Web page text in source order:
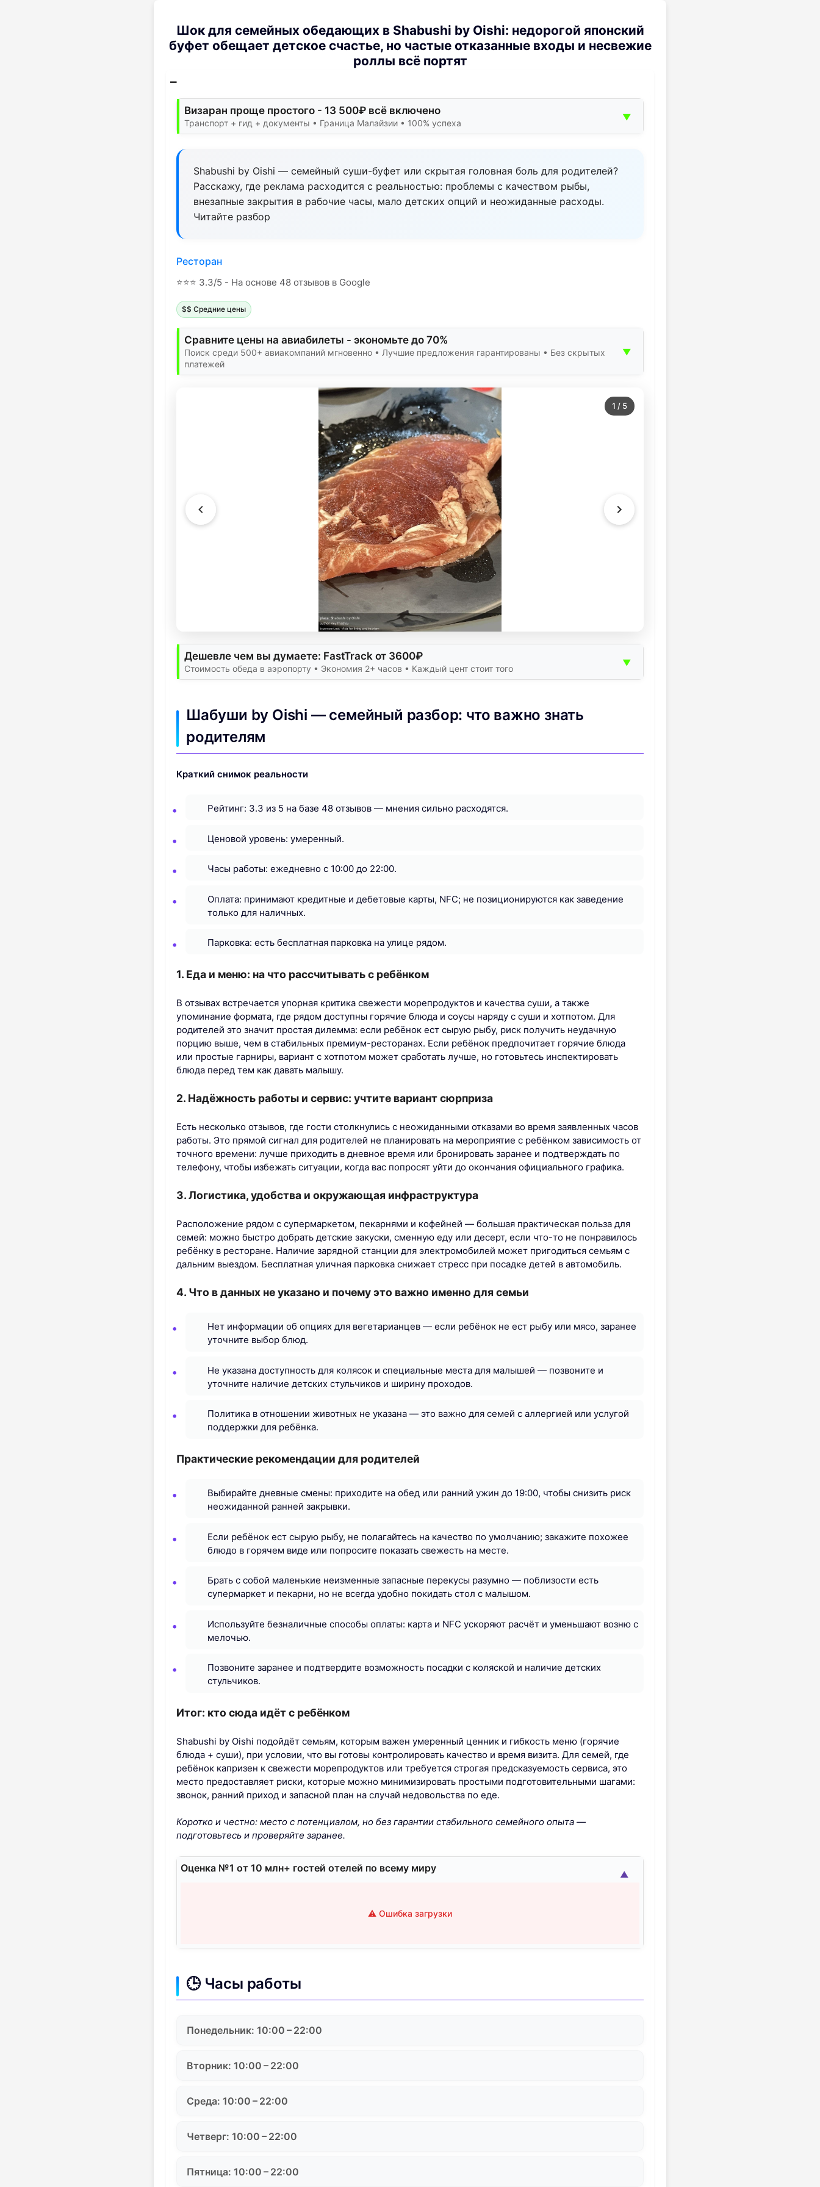
Шок для семейных обедающих в Shabushi by Oishi: недорогой японский
буфет обещает детское счастье, но частые отказанные входы и несвежие
роллы всё портят
Визаран проще простого - 13 500₽ всё включено
Транспорт + гид + документы • Граница Малайзии • 100% успеха
▼
Shabushi by Oishi — семейный суши-буфет или скрытая головная боль для родителей?
Расскажу, где реклама расходится с реальностью: проблемы с качеством рыбы,
внезапные закрытия в рабочие часы, мало детских опций и неожиданные расходы.
Читайте разбор
Ресторан
⭐⭐⭐ 3.3/5 - На основе 48 отзывов в Google
$$ Средние цены
Сравните цены на авиабилеты - экономьте до 70%
Поиск среди 500+ авиакомпаний мгновенно • Лучшие предложения гарантированы • Без скрытых
платежей
▼
1 / 5
Дешевле чем вы думаете: FastTrack от 3600₽
Стоимость обеда в аэропорту • Экономия 2+ часов • Каждый цент стоит того
▼
Шабуши by Oishi — семейный разбор: что важно знать
родителям
Краткий снимок реальности
Рейтинг: 3.3 из 5 на базе 48 отзывов — мнения сильно расходятся.
Ценовой уровень: умеренный.
Часы работы: ежедневно с 10:00 до 22:00.
Оплата: принимают кредитные и дебетовые карты, NFC; не позиционируются как заведение
только для наличных.
Парковка: есть бесплатная парковка на улице рядом.
1. Еда и меню: на что рассчитывать с ребёнком
В отзывах встречается упорная критика свежести морепродуктов и качества суши, а также
упоминание формата, где рядом доступны горячие блюда и соусы наряду с суши и хотпотом. Для
родителей это значит простая дилемма: если ребёнок ест сырую рыбу, риск получить неудачную
порцию выше, чем в стабильных премиум-ресторанах. Если ребёнок предпочитает горячие блюда
или простые гарниры, вариант с хотпотом может сработать лучше, но готовьтесь инспектировать
блюда перед тем как давать малышу.
2. Надёжность работы и сервис: учтите вариант сюрприза
Есть несколько отзывов, где гости столкнулись с неожиданными отказами во время заявленных часов
работы. Это прямой сигнал для родителей не планировать на мероприятие с ребёнком зависимость от
точного времени: лучше приходить в дневное время или бронировать заранее и подтверждать по
телефону, чтобы избежать ситуации, когда вас попросят уйти до окончания официального графика.
3. Логистика, удобства и окружающая инфраструктура
Расположение рядом с супермаркетом, пекарнями и кофейней — большая практическая польза для
семей: можно быстро добрать детские закуски, сменную еду или десерт, если что-то не понравилось
ребёнку в ресторане. Наличие зарядной станции для электромобилей может пригодиться семьям с
дальним выездом. Бесплатная уличная парковка снижает стресс при посадке детей в автомобиль.
4. Что в данных не указано и почему это важно именно для семьи
Нет информации об опциях для вегетарианцев — если ребёнок не ест рыбу или мясо, заранее
уточните выбор блюд.
Не указана доступность для колясок и специальные места для малышей — позвоните и
уточните наличие детских стульчиков и ширину проходов.
Политика в отношении животных не указана — это важно для семей с аллергией или услугой
поддержки для ребёнка.
Практические рекомендации для родителей
Выбирайте дневные смены: приходите на обед или ранний ужин до 19:00, чтобы снизить риск
неожиданной ранней закрывки.
Если ребёнок ест сырую рыбу, не полагайтесь на качество по умолчанию; закажите похожее
блюдо в горячем виде или попросите показать свежесть на месте.
Брать с собой маленькие неизменные запасные перекусы разумно — поблизости есть
супермаркет и пекарни, но не всегда удобно покидать стол с малышом.
Используйте безналичные способы оплаты: карта и NFC ускоряют расчёт и уменьшают возню с
мелочью.
Позвоните заранее и подтвердите возможность посадки с коляской и наличие детских
стульчиков.
Итог: кто сюда идёт с ребёнком
Shabushi by Oishi подойдёт семьям, которым важен умеренный ценник и гибкость меню (горячие
блюда + суши), при условии, что вы готовы контролировать качество и время визита. Для семей, где
ребёнок капризен к свежести морепродуктов или требуется строгая предсказуемость сервиса, это
место предоставляет риски, которые можно минимизировать простыми подготовительными шагами:
звонок, ранний приход и запасной план на случай недовольства по еде.
Коротко и честно: место с потенциалом, но без гарантии стабильного семейного опыта —
подготовьтесь и проверяйте заранее.
Оценка №1 от 10 млн+ гостей отелей по всему миру
⚠️ Ошибка загрузки
▲
🕒 Часы работы
Понедельник: 10:00 – 22:00
Вторник: 10:00 – 22:00
Среда: 10:00 – 22:00
Четверг: 10:00 – 22:00
Пятница: 10:00 – 22:00